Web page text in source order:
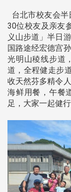
台北市校友会
30位校友及亲友
义山步道」半日
国路途经宏德宫
光明山稜线步道
道，全程健走步
收天然芬多精令
海鲜用餐，午餐
足，大家一起健